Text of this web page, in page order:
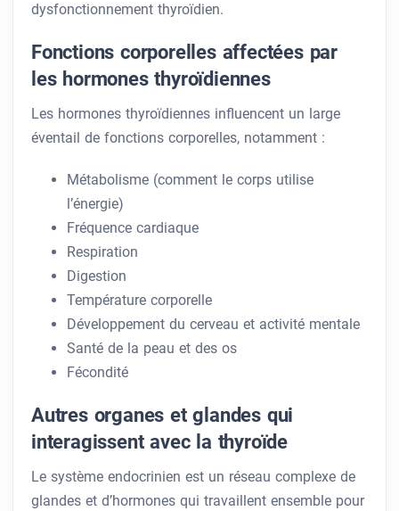
dysfonctionnement thyroïdien.
Fonctions corporelles affectées par
les hormones thyroïdiennes
Les hormones thyroïdiennes influencent un large
éventail de fonctions corporelles, notamment :
Métabolisme (comment le corps utilise
l’énergie)
Fréquence cardiaque
Respiration
Digestion
Température corporelle
Développement du cerveau et activité mentale
Santé de la peau et des os
Fécondité
Autres organes et glandes qui
interagissent avec la thyroïde
Le système endocrinien est un réseau complexe de
glandes et d’hormones qui travaillent ensemble pour